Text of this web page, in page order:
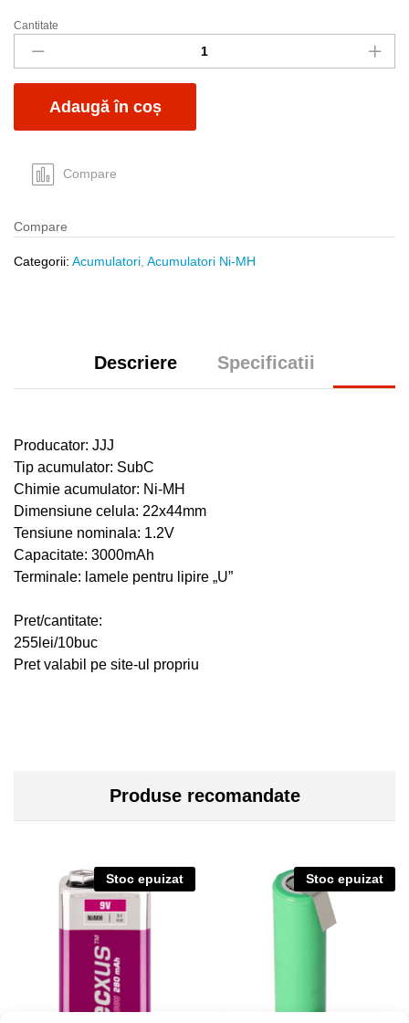
Acumulator
SubC
1.2V
Ni-
lamele
Cantitate
Adaugă în coș
Compare
Compare
Categorii: Acumulatori Acumulatori Ni-MH
Descriere Specificatii
Producator: JJJ
Tip acumulator: SubC
Chimie acumulator: Ni-MH
Dimensiune celula: 22x44mm
Tensiune nominala: 1.2V
Capacitate: 3000mAh
Terminale: lamele pentru lipire „U”
Pret/cantitate:
255lei/10buc
Pret valabil pe site-ul propriu
Produse recomandate
Stoc epuizat Stoc epuizat